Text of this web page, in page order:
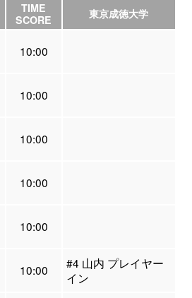
TIME
SCORE
東京成徳大学
10:00
10:00
10:00
10:00
10:00
10:00
#4 山内 プレイヤー
イン